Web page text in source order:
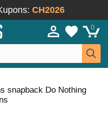
CH2026
0
snapback Do Nothing